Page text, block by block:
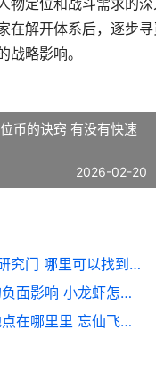
物定位和战斗需求的
在解开体系后，逐步
战略影响。
币的诀窍 有没有快速
2026-02-20
哪里可以找到影之刃3中的研究门 哪里可以找到影子简笔画
小龙虾怎样抵御光遇墓土的负面影响 小龙虾怎样抵御病毒
请问忘仙飞行坐骑的更换地点在哪里里 忘仙飞行坐骑碎片